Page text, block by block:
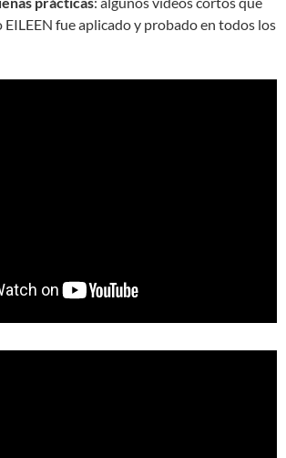
EILEEN fue aplicado y probado en todos los